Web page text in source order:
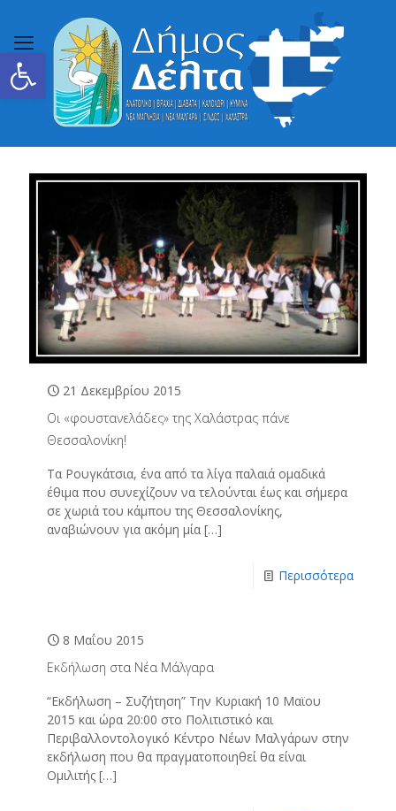
Ανοίξτε τη γραμμή εργαλείων
21 Δεκεμβρίου 2015
Οι «φουστανελάδες» της Χαλάστρας πάνε
Θεσσαλονίκη!
Τα Ρουγκάτσια, ένα από τα λίγα παλαιά ομαδικά
έθιμα που συνεχίζουν να τελούνται έως και σήμερα
σε χωριά του κάμπου της Θεσσαλονίκης,
αναβιώνουν για ακόμη μία […]
Περισσότερα
8 Μαΐου 2015
Εκδήλωση στα Νέα Μάλγαρα
“Εκδήλωση – Συζήτηση” Την Κυριακή 10 Μαϊου
2015 και ώρα 20:00 στο Πολιτιστικό και
Περιβαλλοντολογικό Κέντρο Νέων Μαλγάρων στην
εκδήλωση που θα πραγματοποιηθεί θα είναι
Ομιλιτής […]